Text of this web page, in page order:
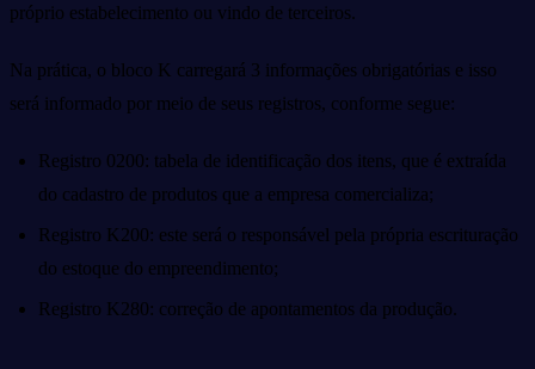
próprio estabelecimento ou vindo de terceiros.
Na prática, o bloco K carregará 3 informações obrigatórias e isso
será informado por meio de seus registros, conforme segue:
Registro 0200: tabela de identificação dos itens, que é extraída
do cadastro de produtos que a empresa comercializa;
Registro K200: este será o responsável pela própria escrituração
do estoque do empreendimento;
Registro K280: correção de apontamentos da produção.